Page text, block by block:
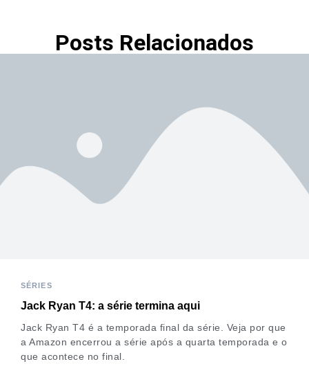
Posts Relacionados
SÉRIES
Jack Ryan T4: a série termina aqui
Jack Ryan T4 é a temporada final da série. Veja por que
a Amazon encerrou a série após a quarta temporada e o
que acontece no final.